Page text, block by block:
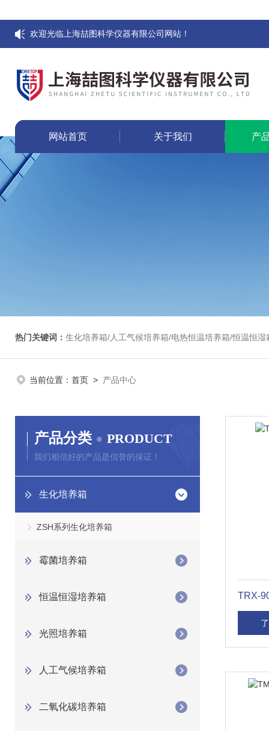
欢迎光临上海喆图科学仪器有限公司网站！
网站首页 关于我们 产
热门关键词： 生化培养箱/人工气候培养箱/电热恒温培养箱/恒温恒湿箱/光照培养箱/二氧化碳培养箱
当前位置： 首页 > 产品中心
产品分类 PRODUCT
我们相信好的产品是信誉的保证！
生化培养箱
ZSH系列生化培养箱
霉菌培养箱
恒温恒湿培养箱
光照培养箱
人工气候培养箱
二氧化碳培养箱
TRX-